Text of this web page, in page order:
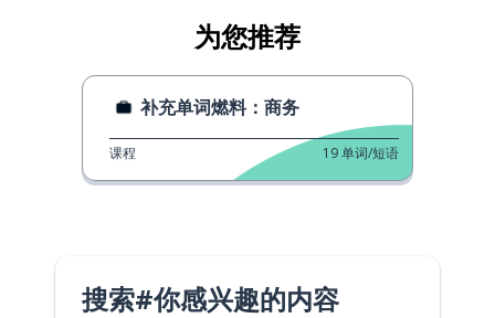
为您推荐
补充单词燃料：商务
课程 19单词/短语
搜索#你感兴趣的内容